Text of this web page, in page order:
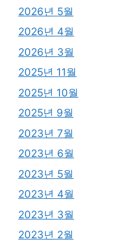
2026년 5월
2026년 4월
2026년 3월
2025년 11월
2025년 10월
2025년 9월
2023년 7월
2023년 6월
2023년 5월
2023년 4월
2023년 3월
2023년 2월